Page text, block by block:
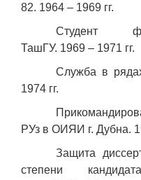
82. 1964 – 1969 гг.
Студент
ТашГУ. 1969 – 1971 гг.
Служба в
1974 гг.
РУз в ОИЯИ г. Дубна.
Защита
степени